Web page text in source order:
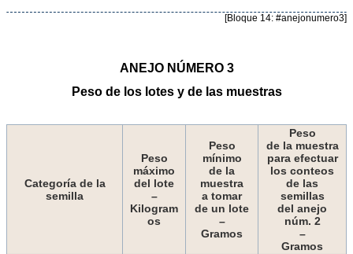
[Bloque 14: #anejonumero3]
ANEJO NÚMERO 3
Peso de los lotes y de las muestras
Categoría de la
semilla
Peso
máximo
del lote
–
Kilogram
os
Peso
mínimo
de la
muestra
a tomar
de un lote
–
Gramos
Peso
de la muestra
para efectuar
los conteos
de las
semillas
del anejo
núm. 2
–
Gramos